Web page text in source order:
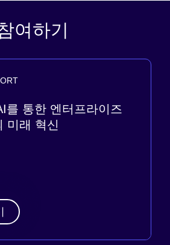
여하기
를 통한 엔터프라이즈
미래 혁신